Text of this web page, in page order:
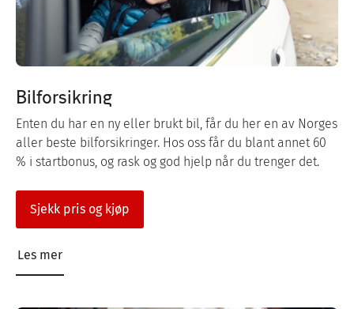
Bilforsikring
Enten du har en ny eller brukt bil, får du her en av Norges
aller beste bilforsikringer. Hos oss får du blant annet 60
% i startbonus, og rask og god hjelp når du trenger det.
Sjekk pris og kjøp
Les mer